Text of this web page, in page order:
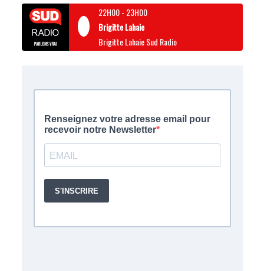
22H00- 23H00
Brigitte Lahaie
Brigitte Lahaie Sud Radio